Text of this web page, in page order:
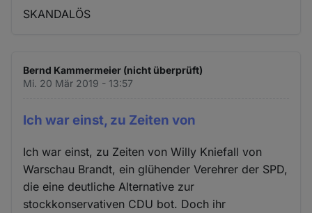
SKANDALÖS
Bernd Kammermeier (nicht überprüft)
Mi. 20 Mär 2019 - 13:57
Ich war einst, zu Zeiten von
Ich war einst, zu Zeiten von Willy Kniefall von
Warschau Brandt, ein glühender Verehrer der SPD,
die eine deutliche Alternative zur
stockkonservativen CDU bot. Doch ihr